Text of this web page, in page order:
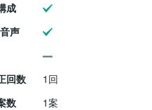
成
声
回数
1回
数
1案